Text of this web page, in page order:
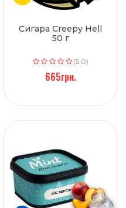
Сигара Creepy Hell
50 г
(5.0)
665грн.